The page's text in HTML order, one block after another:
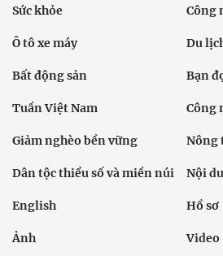
Sức khỏe Công
Ô tô xe máy Du
Bất động sản Bạn
Tuần Việt Nam Công
Giảm nghèo bền vững Nông
Dân tộc thiểu số và miền núi Nội
English Hồ sơ
Ảnh Video